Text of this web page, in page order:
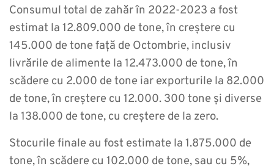
Consumul total de zahăr în 2022-2023 a fost
estimat la 12.809.000 de tone, în creștere cu
145.000 de tone față de Octombrie, inclusiv
livrările de alimente la 12.473.000 de tone, în
scădere cu 2.000 de tone iar exporturile la 82.000
de tone, în creștere cu 12.000. 300 tone și diverse
la 138.000 de tone, cu creștere de la zero.
Stocurile finale au fost estimate la 1.875.000 de
tone, în scădere cu 102.000 de tone, sau cu 5%,